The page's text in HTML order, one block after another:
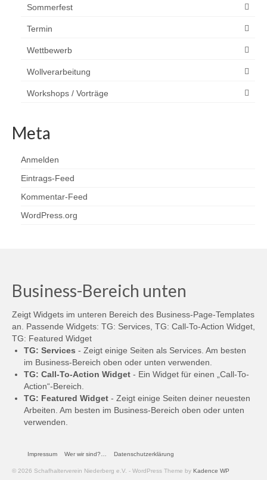
Sommerfest
Termin
Wettbewerb
Wollverarbeitung
Workshops / Vorträge
Meta
Anmelden
Eintrags-Feed
Kommentar-Feed
WordPress.org
Business-Bereich unten
Zeigt Widgets im unteren Bereich des Business-Page-Templates
an. Passende Widgets: TG: Services, TG: Call-To-Action Widget,
TG: Featured Widget
TG: Services - Zeigt einige Seiten als Services. Am besten
im Business-Bereich oben oder unten verwenden.
TG: Call-To-Action Widget - Ein Widget für einen „Call-To-
Action“-Bereich.
TG: Featured Widget - Zeigt einige Seiten deiner neuesten
Arbeiten. Am besten im Business-Bereich oben oder unten
verwenden.
Impressum Wer wir sind?… Datenschutzerklärung
© 2026 Schafhalterverein Niederberg e.V. - WordPress Theme by Kadence WP